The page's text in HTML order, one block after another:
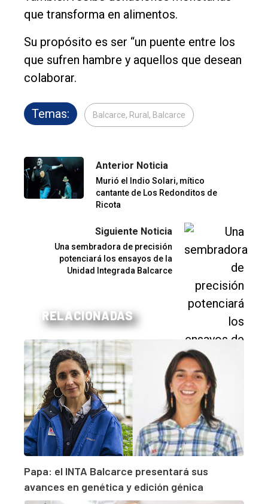
que transforma en alimentos.
Su propósito es ser “un puente entre los
que sufren hambre y aquellos que desean
colaborar.
Temas: Balcarce, Rural, Balcarce
Anterior Noticia
Murió el Indio Solari, mítico
cantante de Los Redonditos de
Ricota
Siguiente Noticia
Una sembradora de precisión
potenciará los ensayos de la
Unidad Integrada Balcarce
RELACIONADAS
Papa: el INTA Balcarce presentará sus
avances en genética y edición génica